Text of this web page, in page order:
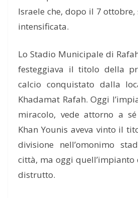
Israele che, dopo il 7
intensificata.
Lo Stadio Municipale di
festeggiava il titolo della
calcio conquistato dalla
Khadamat Rafah. Oggi
miracolo, vede attorno a
Khan Younis aveva vinto il
divisione nell’omonimo
città, ma oggi quell’impianto
distrutto.